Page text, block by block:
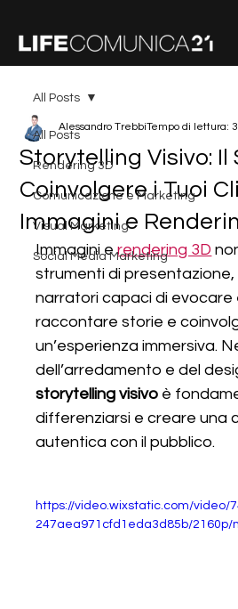
All Posts
Rendering 3D
Comunicazione e Marketing
Visual Marketing
Social Media Marketing
All Posts
Storytelling Visivo: Il
Coinvolgere i Tuoi
Immagini e
Alessandro TrebbiTempo di lettura:
Immagini e rendering 3D
strumenti di presentazione,
narratori capaci di evocare
raccontare storie e
un’esperienza immersiva.
dell’arredamento e del
storytelling visivo è
differenziarsi e creare una
autentica con il pubblico.
https://video.wixstatic.com/video/
247aea971cfd1eda3d85b/2160p/